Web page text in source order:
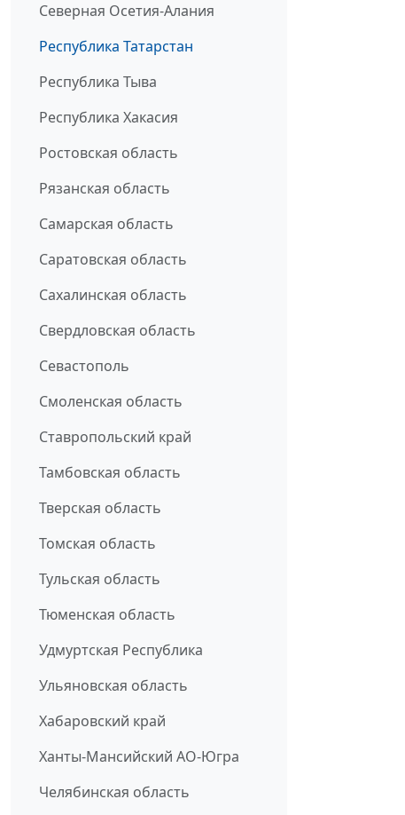
Северная Осетия-Алания
Республика Татарстан
Республика Тыва
Республика Хакасия
Ростовская область
Рязанская область
Самарская область
Саратовская область
Сахалинская область
Свердловская область
Севастополь
Смоленская область
Ставропольский край
Тамбовская область
Тверская область
Томская область
Тульская область
Тюменская область
Удмуртская Республика
Ульяновская область
Хабаровский край
Ханты-Мансийский АО-Югра
Челябинская область